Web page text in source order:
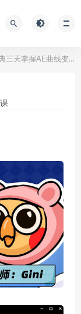
掌握AE曲线变速2022年4月结课